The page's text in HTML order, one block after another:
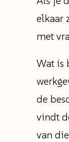
elkaar
met
Wat is
de
vindt
van